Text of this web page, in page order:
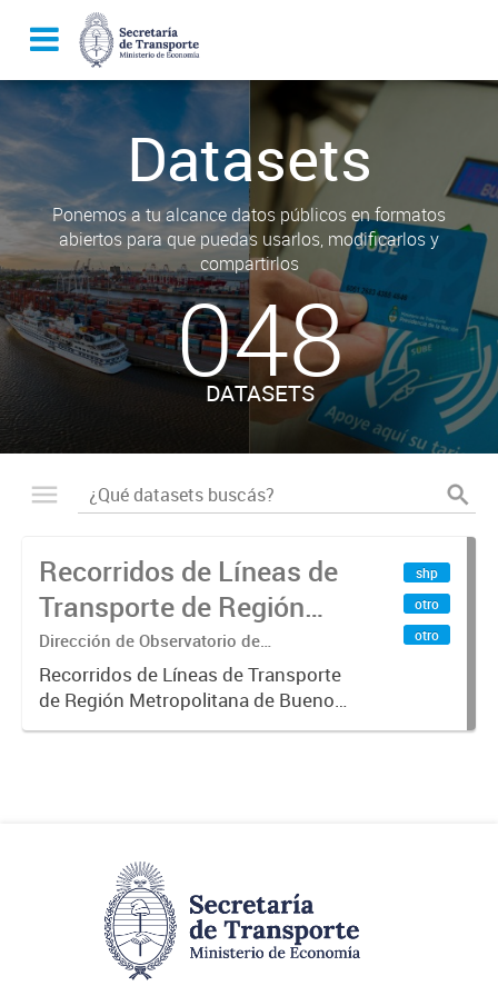
Datasets
Ponemos a tu alcance datos públicos en formatos
abiertos para que puedas usarlos, modificarlos y
compartirlos
048
DATASETS
Recorridos de Líneas de
Transporte de Región
Metropolitana de
Buenos Aires (RMBA)
Dirección de Observatorio de
Transporte, Estudio y Sistemas
Recorridos de Líneas de Transporte
de Región Metropolitana de Buenos
Aires (RMBA).-
shp
otro
otro